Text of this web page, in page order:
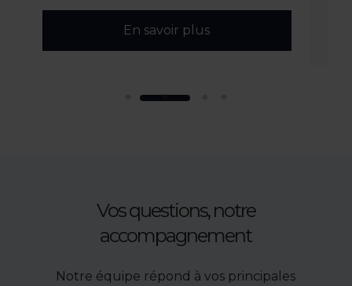
En savoir plus
Vos questions, notre
accompagnement
Notre équipe répond à vos principales